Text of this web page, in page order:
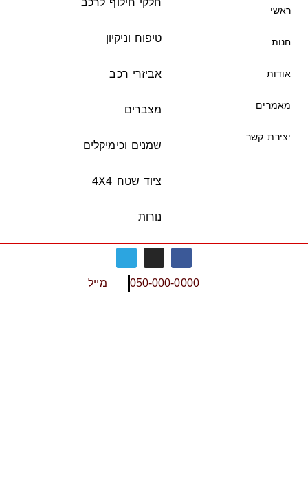
ראשי
חנות
אודות
מאמרים
יצירת קשר
טיפוח וניקיון
אביזרי רכב
מצברים
שמנים וכימיקלים
ציוד שטח 4X4
נורות
050-000-0000 מייל